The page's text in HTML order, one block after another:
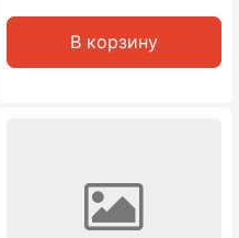
В корзину